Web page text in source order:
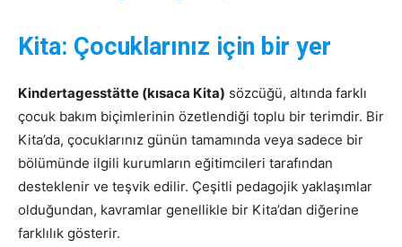
Kita: Çocuklarınız için bir yer
Kindertagesstätte (kısaca Kita) sözcüğü, altında farklı
çocuk bakım biçimlerinin özetlendiği toplu bir terimdir. Bir
Kita’da, çocuklarınız günün tamamında veya sadece bir
bölümünde ilgili kurumların eğitimcileri tarafından
desteklenir ve teşvik edilir. Çeşitli pedagojik yaklaşımlar
olduğundan, kavramlar genellikle bir Kita’dan diğerine
farklılık gösterir.